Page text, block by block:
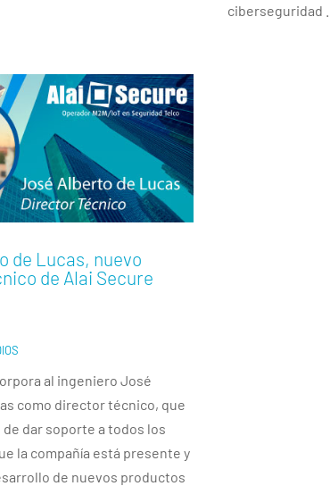
de Lucas, nuevo
de Alai Secure
al ingeniero José
como director técnico, que
dar soporte a todos los
la compañía está presente y
de nuevos productos
ciberseguridad …